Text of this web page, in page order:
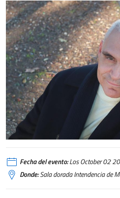
Fecha del evento:Los October 02
Donde:Sala dorada Intendencia de